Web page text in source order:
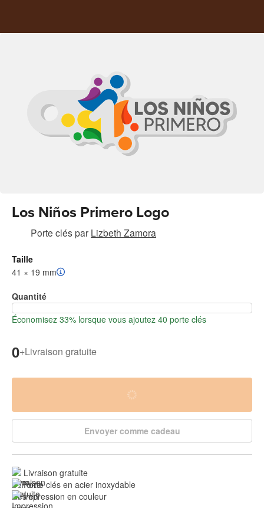
Los Niños Primero Logo
Porte cléspar Lizbeth Zamora
Taille
41 × 19 mm
Quantité
Économisez 33% lorsque vous ajoutez 40 porte clés
0+Livraison gratuite
Envoyer comme cadeau
Livraison gratuite
Porte clés en acier inoxydable
Impression en couleur